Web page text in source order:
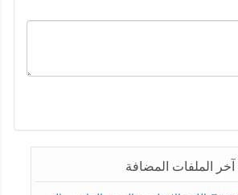
آخر الملفات المضافة